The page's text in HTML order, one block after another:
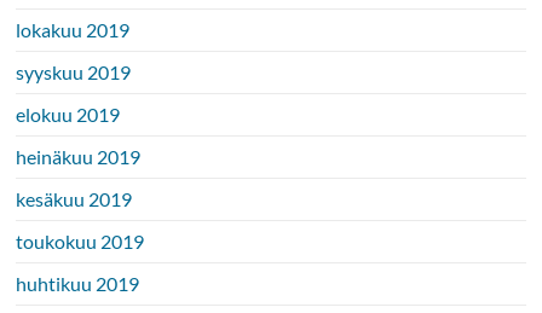
lokakuu 2019
syyskuu 2019
elokuu 2019
heinäkuu 2019
kesäkuu 2019
toukokuu 2019
huhtikuu 2019